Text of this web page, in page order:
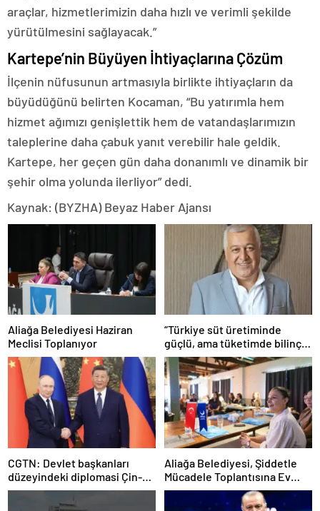
araçlar, hizmetlerimizin daha hızlı ve verimli şekilde
yürütülmesini sağlayacak.”
Kartepe’nin Büyüyen İhtiyaçlarına Çözüm
İlçenin nüfusunun artmasıyla birlikte ihtiyaçların da
büyüdüğünü belirten Kocaman, “Bu yatırımla hem
hizmet ağımızı genişlettik hem de vatandaşlarımızın
taleplerine daha çabuk yanıt verebilir hale geldik.
Kartepe, her geçen gün daha donanımlı ve dinamik bir
şehir olma yolunda ilerliyor” dedi.
Kaynak: (BYZHA) Beyaz Haber Ajansı
Aliağa Belediyesi Haziran
Meclisi Toplanıyor
“Türkiye süt üretiminde
güçlü, ama tüketimde bilinç
şart”
CGTN: Devlet başkanları
düzeyindeki diplomasi Çin-
Rusya arasındaki büyüyen
ortaklığı güçlendiriyor
Aliağa Belediyesi, Şiddetle
Mücadele Toplantısına Ev
Sahipliği Yaptı